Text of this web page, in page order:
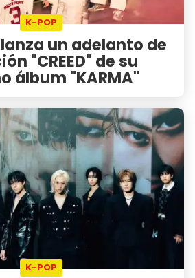
K-POP
un adelanto de
"CREED" de su
álbum "KARMA"
K-POP